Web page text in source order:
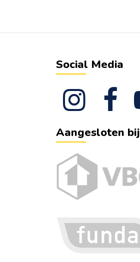
Social Media
Aangesloten bij